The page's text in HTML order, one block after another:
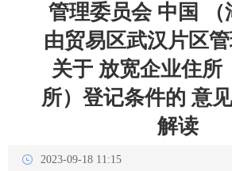
管理委员会 中国 （
由贸易区武汉片区
关于 放宽企业住所
所）登记条件的 意
解读
2023-09-18 11:15